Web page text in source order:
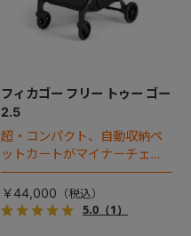
フィカゴー フリー トゥー ゴー
2.5
超・コンパクト、自動収納ペ
ットカートがマイナーチェン
ジ！
￥44,000
5.0（1）